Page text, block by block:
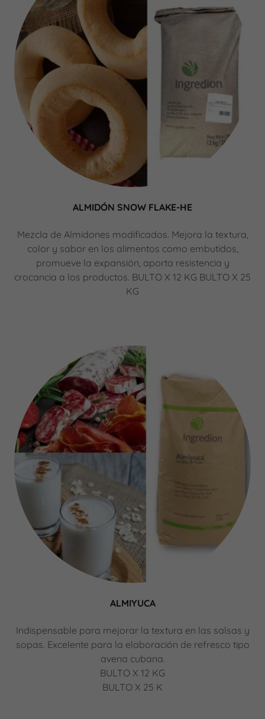
ALMIDÓN SNOW FLAKE-HE
Mezcla de Almidones modificados. Mejora la textura,
color y sabor en los alimentos como embutidos,
promueve la expansión, aporta resistencia y
crocancia a los productos. BULTO X 12 KG BULTO X 25
KG
ALMIYUCA
Indispensable para mejorar la textura en las salsas y
sopas. Excelente para la elaboración de refresco tipo
avena cubana.
BULTO X 12 KG
BULTO X 25 K